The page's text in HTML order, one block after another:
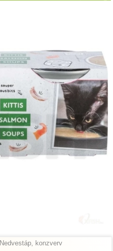
Nedvestáp, konzverv